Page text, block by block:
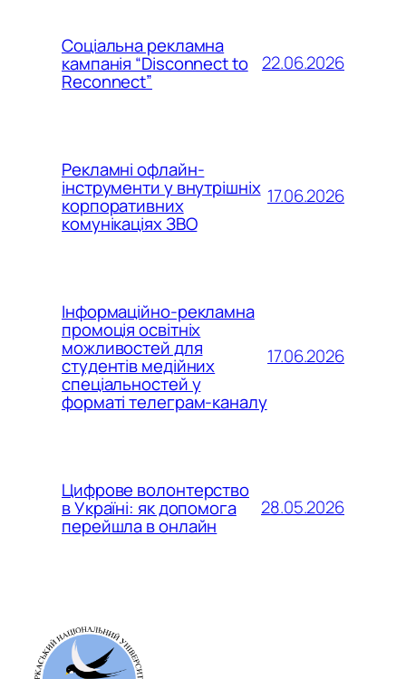
Соціальна рекламна
кампанія “Disconnect to
Reconnect”
22.06.2026
Рекламні офлайн-
інструменти у внутрішніх
корпоративних
комунікаціях ЗВО
17.06.2026
Інформаційно-рекламна
промоція освітніх
можливостей для
студентів медійних
спеціальностей у
форматі телеграм-каналу
17.06.2026
Цифрове волонтерство
в Україні: як допомога
перейшла в онлайн
28.05.2026